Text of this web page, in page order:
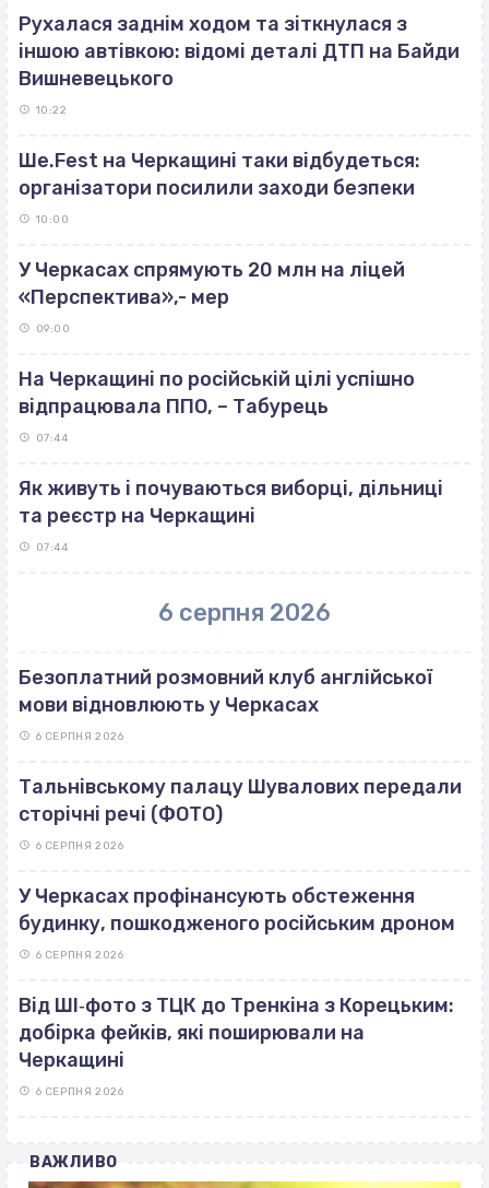
Рухалася заднім ходом та зіткнулася з
іншою автівкою: відомі деталі ДТП на Байди
Вишневецького
10:22
Ше.Fest на Черкащині таки відбудеться:
організатори посилили заходи безпеки
10:00
У Черкасах спрямують 20 млн на ліцей
«Перспектива»,- мер
09:00
На Черкащині по російській цілі успішно
відпрацювала ППО, – Табурець
07:44
Як живуть і почуваються виборці, дільниці
та реєстр на Черкащині
07:44
6 серпня 2026
Безоплатний розмовний клуб англійської
мови відновлюють у Черкасах
6 СЕРПНЯ 2026
Тальнівському палацу Шувалових передали
сторічні речі (ФОТО)
6 СЕРПНЯ 2026
У Черкасах профінансують обстеження
будинку, пошкодженого російським дроном
6 СЕРПНЯ 2026
Від ШІ‐фото з ТЦК до Тренкіна з Корецьким:
добірка фейків, які поширювали на
Черкащині
6 СЕРПНЯ 2026
ВАЖЛИВО